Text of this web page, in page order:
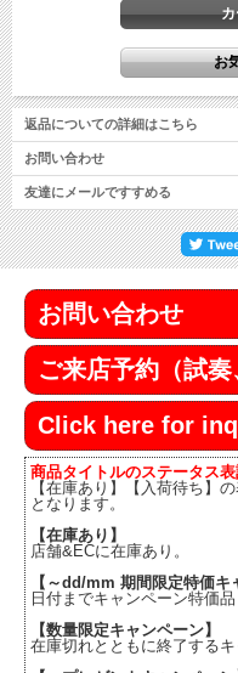
返品についての詳細はこちら
お問い合わせ
友達にメールですすめる
お問い合わせ
ご来店予約（試奏
Click here for
商品タイトルのステータス
【在庫あり】【入荷待ち】
となります。
【在庫あり】
店舗&ECに在庫あり。
【～dd/mm 期間限定特価キ
日付までキャンペーン特価品
【数量限定キャンペーン】
在庫切れとともに終了する